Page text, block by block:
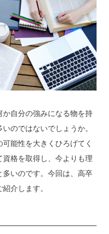
自分の強みになる物を持
のではないでしょうか。
能性を大きくひろげてく
格を取得し、今よりも理
いのです。今回は、高卒
介します。